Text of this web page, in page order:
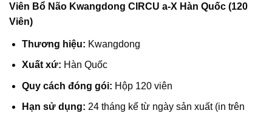
Viên Bổ Não Kwangdong CIRCU a-X Hàn Quốc (120
Viên)
Thương hiệu: Kwangdong
Xuất xứ: Hàn Quốc
Quy cách đóng gói: Hộp 120 viên
Hạn sử dụng: 24 tháng kể từ ngày sản xuất (in trên